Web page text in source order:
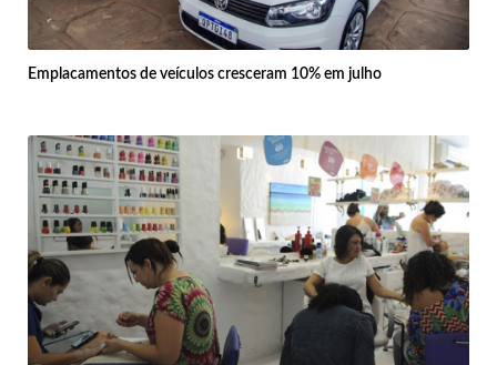
Emplacamentos de veículos cresceram 10% em julho